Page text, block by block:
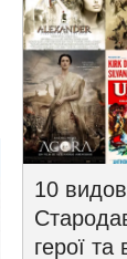
10
герої та